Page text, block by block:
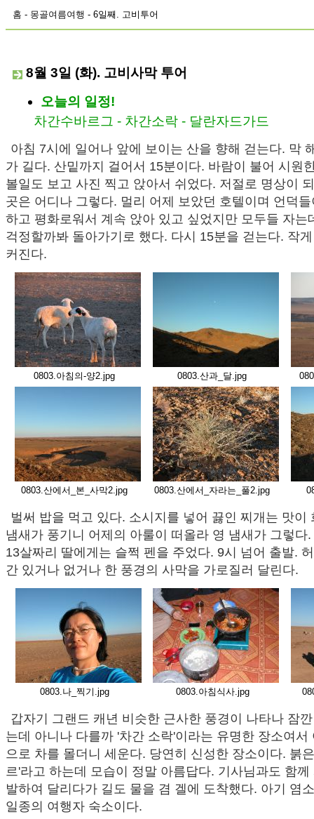
홈 - 몽골여름여행 - 6일째. 고비투어
8월 3일 (화). 고비사막 투어
오늘의 일정!
차간수바르그 - 차간소락 - 달란자드가드
아침 7시에 일어나 앞에 보이는 산을 향해 걷는다. 막
가 길다. 산밑까지 걸어서 15분이다. 바람이 불어 시원
볼일도 보고 사진 찍고 앉아서 쉬었다. 저절로 명상이
곳은 어디나 그렇다. 멀리 어제 보았던 호텔이며 언덕
하고 평화로워서 계속 앉아 있고 싶었지만 모두들 자는
걱정할까봐 돌아가기로 했다. 다시 15분을 걷는다. 작
커진다.
0803.아침의-양2.jpg 0803.산과_달.jpg
0803.산에서_본_사막2.jpg 0803.산에서_자라는_풀2.jpg
벌써 밥을 먹고 있다. 소시지를 넣어 끓인 찌개는 맛이
냄새가 풍기니 어제의 아룰이 떠올라 영 냄새가 그렇다
13살짜리 딸에게는 슬쩍 펜을 주었다. 9시 넘어 출발.
간 있거나 없거나 한 풍경의 사막을 가로질러 달린다.
0803.나_찍기.jpg 0803.아침식사.jpg
갑자기 그랜드 캐년 비슷한 근사한 풍경이 나타나 잠
는데 아니나 다를까 '차간 소락'이라는 유명한 장소여서
으로 차를 몰더니 세운다. 당연히 신성한 장소이다. 붉
르'라고 하는데 모습이 정말 아름답다. 기사님과도 함
발하여 달리다가 길도 물을 겸 겔에 도착했다. 아기 염
일종의 여행자 숙소이다.